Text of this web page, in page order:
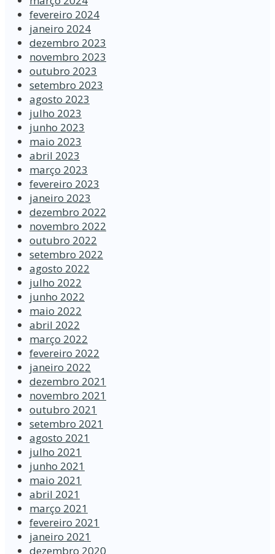
fevereiro 2024
janeiro 2024
dezembro 2023
novembro 2023
outubro 2023
setembro 2023
agosto 2023
julho 2023
junho 2023
maio 2023
abril 2023
março 2023
fevereiro 2023
janeiro 2023
dezembro 2022
novembro 2022
outubro 2022
setembro 2022
agosto 2022
julho 2022
junho 2022
maio 2022
abril 2022
março 2022
fevereiro 2022
janeiro 2022
dezembro 2021
novembro 2021
outubro 2021
setembro 2021
agosto 2021
julho 2021
junho 2021
maio 2021
abril 2021
março 2021
fevereiro 2021
janeiro 2021
dezembro 2020